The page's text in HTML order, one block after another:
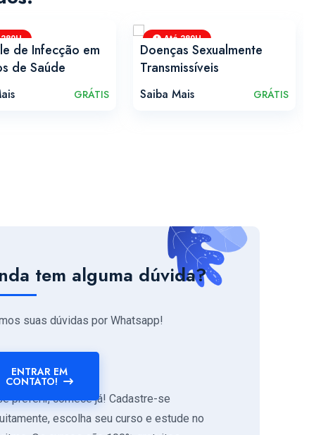
de Infecção em
de Saúde
GRÁTIS
Até 280H
Doenças Sexualmente
Transmissíveis
Saiba Mais GRÁTIS
tem alguma dúvida?
suas dúvidas por Whatsapp!
ENTRAR EM
CONTATO!
preferir, comece já! Cadastre-se
escolha seu curso e estude no